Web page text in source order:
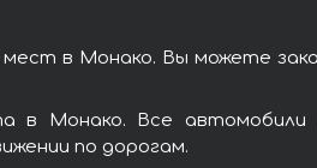
в Монако. Вы можете
в Монако. Все автомобили
по дорогам.